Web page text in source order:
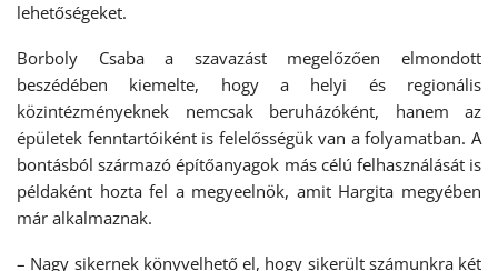
lehetőségeket.
Borboly Csaba a szavazást megelőzően elmondott
beszédében kiemelte, hogy a helyi és regionális
közintézményeknek nemcsak beruházóként, hanem az
épületek fenntartóiként is felelősségük van a folyamatban. A
bontásból származó építőanyagok más célú felhasználását is
példaként hozta fel a megyeelnök, amit Hargita megyében
már alkalmaznak.
– Nagy sikernek könyvelhető el, hogy sikerült számunkra két